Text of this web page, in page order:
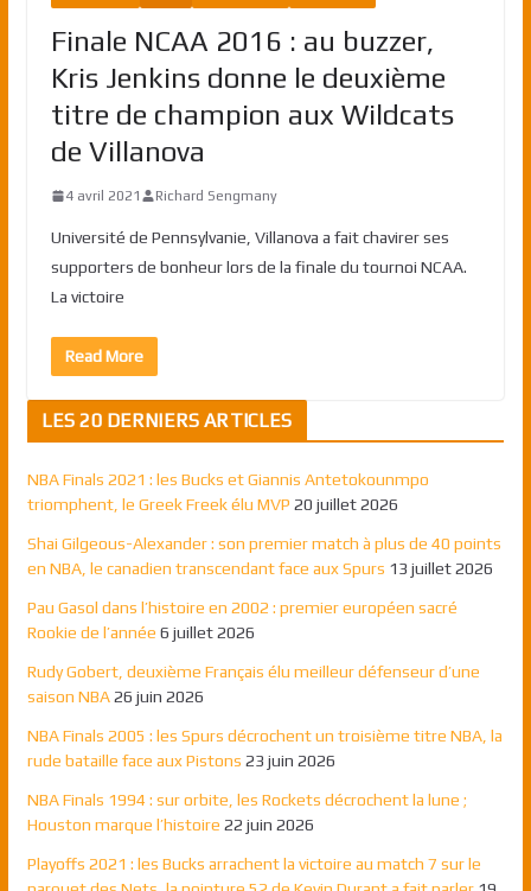
Finale NCAA 2016 : au buzzer,
Kris Jenkins donne le deuxième
titre de champion aux Wildcats
de Villanova
4 avril 2021 Richard Sengmany
Université de Pennsylvanie, Villanova a fait chavirer ses
supporters de bonheur lors de la finale du tournoi NCAA.
La victoire
Read More
LES 20 DERNIERS ARTICLES
NBA Finals 2021 : les Bucks et Giannis Antetokounmpo
triomphent, le Greek Freek élu MVP 20 juillet 2026
Shai Gilgeous-Alexander : son premier match à plus de 40 points
en NBA, le canadien transcendant face aux Spurs 13 juillet 2026
Pau Gasol dans l’histoire en 2002 : premier européen sacré
Rookie de l’année 6 juillet 2026
Rudy Gobert, deuxième Français élu meilleur défenseur d’une
saison NBA 26 juin 2026
NBA Finals 2005 : les Spurs décrochent un troisième titre NBA, la
rude bataille face aux Pistons 23 juin 2026
NBA Finals 1994 : sur orbite, les Rockets décrochent la lune ;
Houston marque l’histoire 22 juin 2026
Playoffs 2021 : les Bucks arrachent la victoire au match 7 sur le